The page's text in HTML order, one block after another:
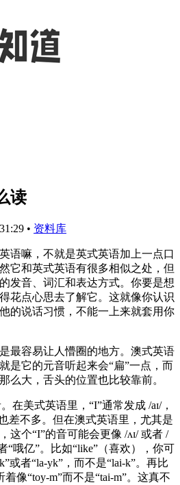
读
• 资料库
语嘛，不就是英式英语加上一点口
它和英式英语有很多相似之处，但
发音、词汇和表达方式。你要是想
花点心思去了解它。这就像你认识
的说话习惯，不能一上来就套用你
最容易让人懵圈的地方。澳式英语
是它的元音听起来会“扁”一点，而
么大，舌头的位置也比较靠前。
在美式英语里，“I”通常发成 /aɪ/，
差不多。但在澳式英语里，尤其是
这个“I”的音可能会更像 /ʌɪ/ 或者 /
“哦亿”。比如“like”（喜欢），你可
或者“la-yk”，而不是“lai-k”。再比
像“toy-m”而不是“tai-m”。这真不